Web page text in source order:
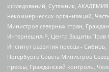
исследований, Сутяжник,
некоммерческих организаций,
Министров северных стран,
Интернешнл-Р, Центр Защиты Прав
Институт развития прессы -
Петербурге Совета Министров
прессы, Гражданский контроль,